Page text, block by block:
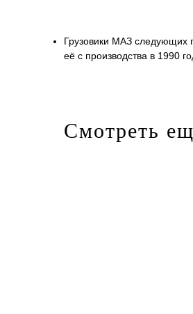
Грузовики МАЗ следующих
её с производства в 1990
Смотреть